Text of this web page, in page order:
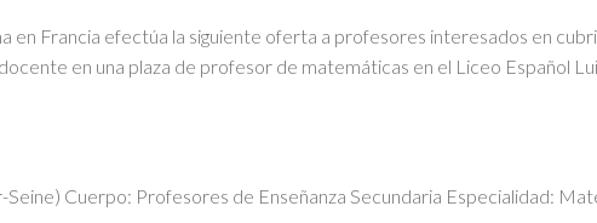
en Francia efectúa la siguiente oferta a profesores interesados en
en una plaza de profesor de matemáticas en el Liceo Español
Seine) Cuerpo: Profesores de Enseñanza Secundaria Especialidad: